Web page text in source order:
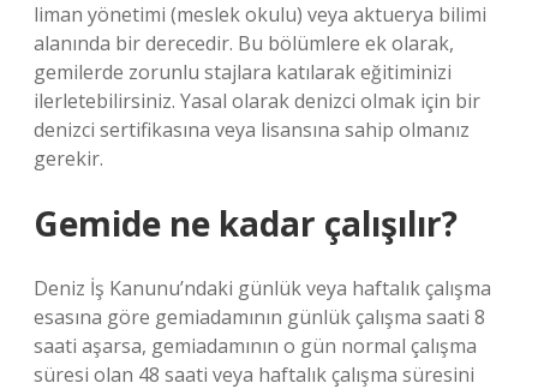
liman yönetimi (meslek okulu) veya aktuerya bilimi
alanında bir derecedir. Bu bölümlere ek olarak,
gemilerde zorunlu stajlara katılarak eğitiminizi
ilerletebilirsiniz. Yasal olarak denizci olmak için bir
denizci sertifikasına veya lisansına sahip olmanız
gerekir.
Gemide ne kadar çalışılır?
Deniz İş Kanunu’ndaki günlük veya haftalık çalışma
esasına göre gemiadamının günlük çalışma saati 8
saati aşarsa, gemiadamının o gün normal çalışma
süresi olan 48 saati veya haftalık çalışma süresini